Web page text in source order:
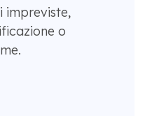
impreviste,
o